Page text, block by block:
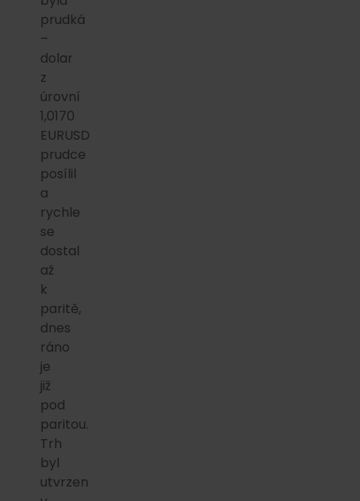
prudká
–
dolar
z
úrovní
1,0170
EURUSD
prudce
posílil
a
rychle
se
dostal
až
k
paritě,
dnes
ráno
je
již
pod
paritou.
Trh
byl
utvrzen